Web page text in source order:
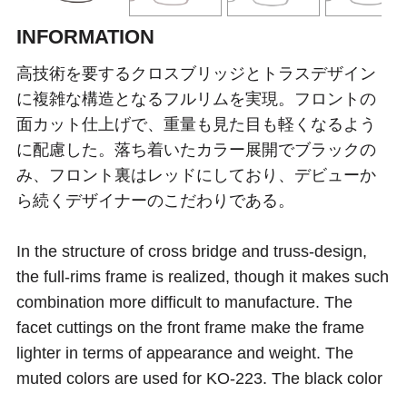
INFORMATION
高技術を要するクロスブリッジとトラスデザイン
に複雑な構造となるフルリムを実現。フロントの
面カット仕上げで、重量も見た目も軽くなるよう
に配慮した。落ち着いたカラー展開でブラックの
み、フロント裏はレッドにしており、デビューか
ら続くデザイナーのこだわりである。
In the structure of cross bridge and truss-design,
the full-rims frame is realized, though it makes such
combination more difficult to manufacture. The
facet cuttings on the front frame make the frame
lighter in terms of appearance and weight. The
muted colors are used for KO-223. The black color